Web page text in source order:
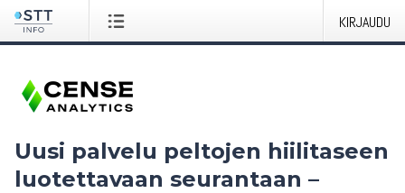
KIRJAUDU
Uusi palvelu peltojen hiilitaseen
luotettavaan seurantaan –